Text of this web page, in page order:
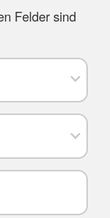
Felder sind